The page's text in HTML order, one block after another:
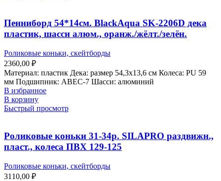
Пенниборд 54*14см. BlackAqua SK-2206D дека
пластик, шасси алюм., оранж./жёлт./зелён.
Роликовые коньки, скейтборды
2360,00 ₽
Материал: пластик Дека: размер 54,3х13,6 см Колеса: PU 59
мм Подшипник: ABEC-7 Шасси: алюминий
В избранное
В корзину
Быстрый просмотр
Роликовые коньки 31-34р. SILAPRO раздвижн.,
пласт., колеса ПВХ 129-125
Роликовые коньки, скейтборды
3110,00 ₽